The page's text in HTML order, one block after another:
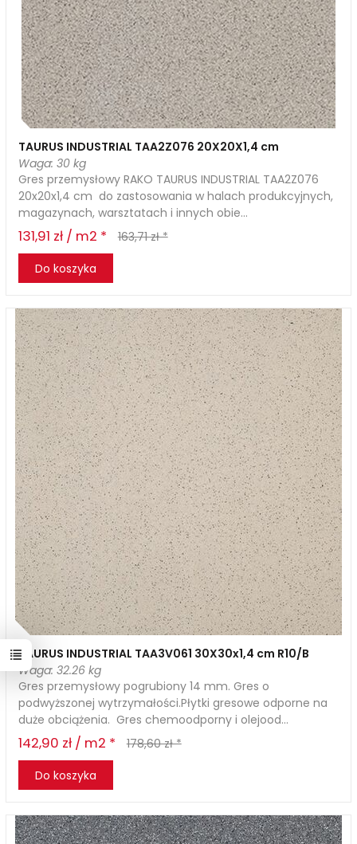
TAURUS INDUSTRIAL TAA2Z076 20X20X1,4 cm
Waga: 30 kg
Gres przemysłowy RAKO TAURUS INDUSTRIAL TAA2Z076
20x20x1,4 cm do zastosowania w halach produkcyjnych,
magazynach, warsztatach i innych obie...
131,91 zł / m2 *
163,71 zł *
Do koszyka
TAURUS INDUSTRIAL TAA3V061 30X30x1,4 cm R10/B
Waga: 32.26 kg
Gres przemysłowy pogrubiony 14 mm. Gres o
podwyższonej wytrzymałości.Płytki gresowe odporne na
duże obciążenia. Gres chemoodporny i olejood...
142,90 zł / m2 *
178,60 zł *
Do koszyka